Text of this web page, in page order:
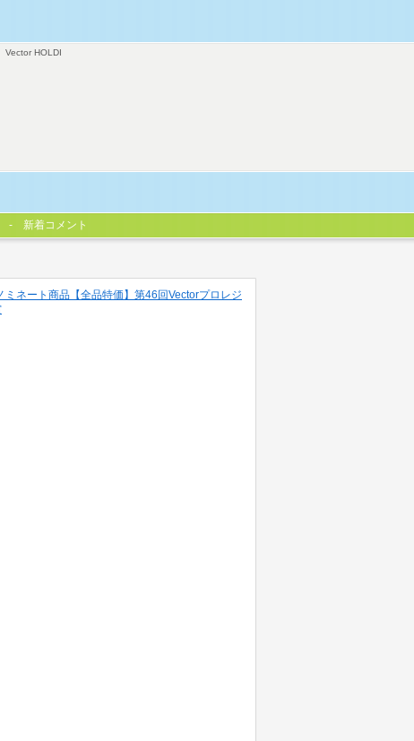
Vector HOLDI
新着コメント